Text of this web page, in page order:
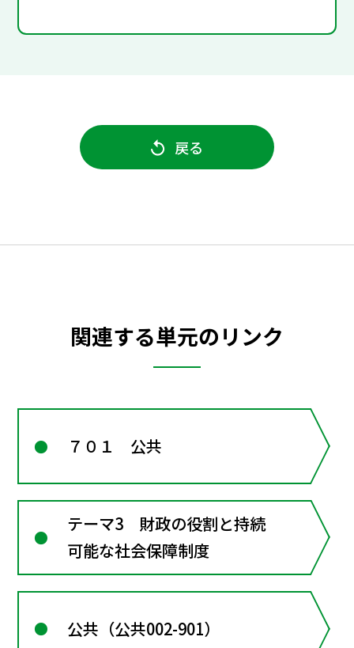
戻る
関連する単元のリンク
７０１ 公共
テーマ3 財政の役割と持続
可能な社会保障制度
公共（公共002-901）